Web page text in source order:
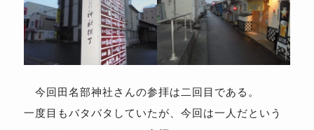
今回田名部神社さんの参拝は二回目である。
一度目もバタバタしていたが、今回は一人だという